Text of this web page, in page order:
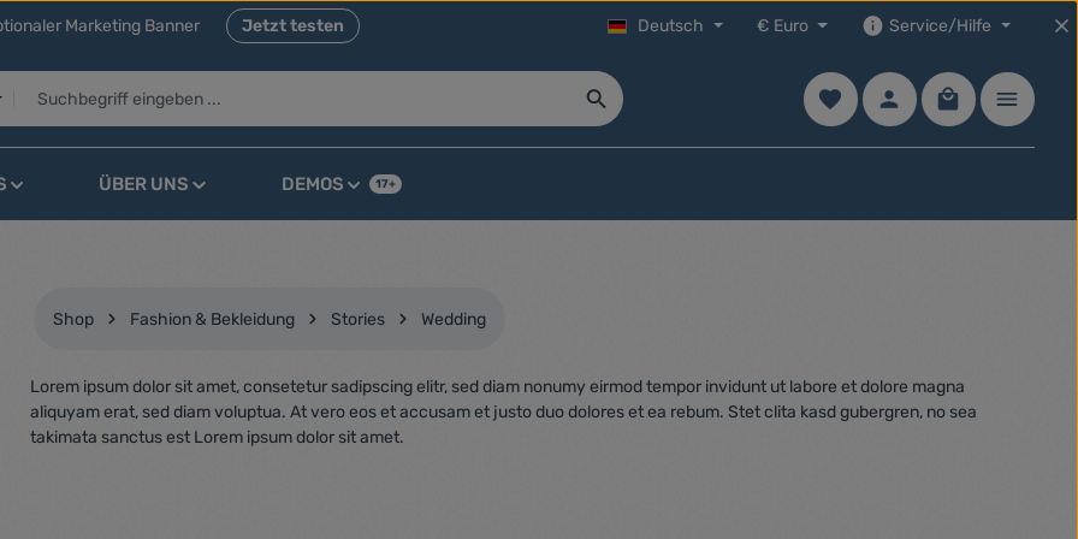
Marketing Banner Jetzt testen Deutsch € Euro Service/Hilfe
Du hast 0 Produkte auf dem
Warenkorb
ÜBER UNS DEMOS 17+
Shop Fashion & Bekleidung Stories Wedding
Lorem ipsum dolor sit amet, consetetur sadipscing elitr, sed diam nonumy eirmod tempor invidunt ut labore et dolore magna
aliquyam erat, sed diam voluptua. At vero eos et accusam et justo duo dolores et ea rebum. Stet clita kasd gubergren, no sea
takimata sanctus est Lorem ipsum dolor sit amet.